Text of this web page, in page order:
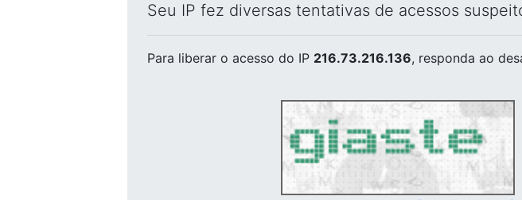
Seu IP fez diversas tentativas de acessos
Para liberar o acesso do IP 216.73.216.136, responda ao